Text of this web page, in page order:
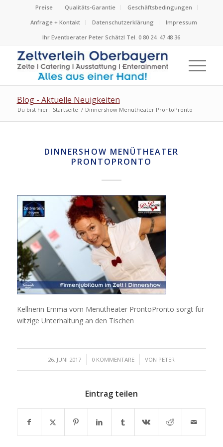
Preise Qualitäts-Garantie
Geschäftsbedingungen
Anfrage + Kontakt
Datenschutzerklärung
Impressum
Ihr Eventberater Peter Schätzl Tel. 0 80 24. 47 48 36
Blog - Aktuelle Neuigkeiten
Du bist hier: Startseite / Dinnershow Menütheater ProntoPronto
DINNERSHOW MENÜTHEATER
PRONTOPRONTO
Kellnerin Emma vom Menütheater ProntoPronto sorgt für
witzige Unterhaltung an den Tischen
26. JUNI 2017
/ 0 KOMMENTARE
/ VON PETER
Eintrag teilen